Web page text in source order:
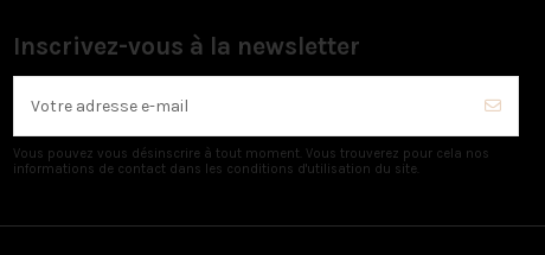
Inscrivez-vous à la newsletter
Vous pouvez vous désinscrire à tout moment. Vous trouverez pour cela nos
informations de contact dans les conditions d'utilisation du site.